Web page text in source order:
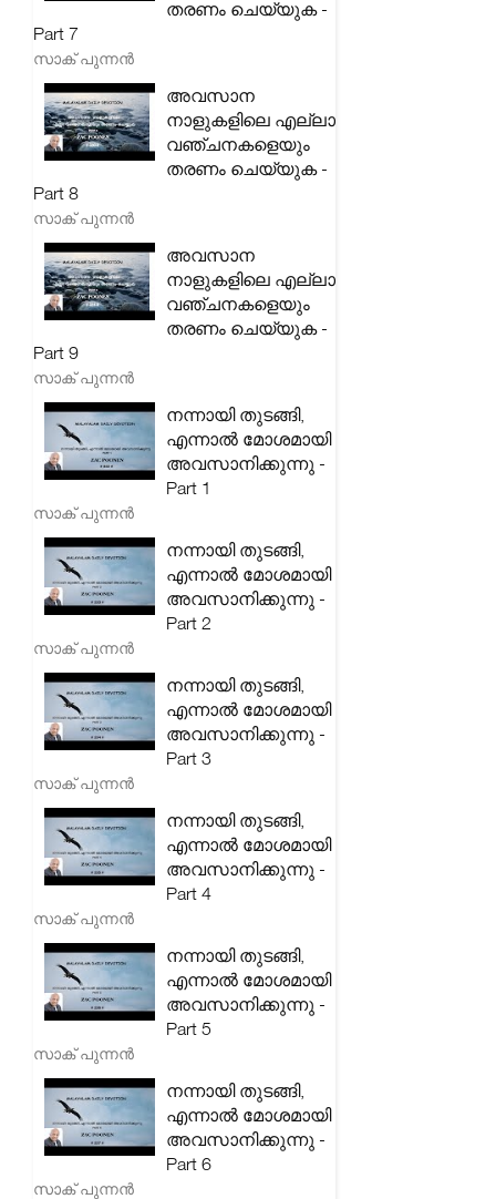
തരണം ചെയ്യുക -
Part 7
സാക് പുന്നൻ
അവസാന
നാളുകളിലെ എല്ലാ
വഞ്ചനകളെയും
തരണം ചെയ്യുക -
Part 8
സാക് പുന്നൻ
അവസാന
നാളുകളിലെ എല്ലാ
വഞ്ചനകളെയും
തരണം ചെയ്യുക -
Part 9
സാക് പുന്നൻ
നന്നായി തുടങ്ങി,
എന്നാൽ മോശമായി
അവസാനിക്കുന്നു -
Part 1
സാക് പുന്നൻ
നന്നായി തുടങ്ങി,
എന്നാൽ മോശമായി
അവസാനിക്കുന്നു -
Part 2
സാക് പുന്നൻ
നന്നായി തുടങ്ങി,
എന്നാൽ മോശമായി
അവസാനിക്കുന്നു -
Part 3
സാക് പുന്നൻ
നന്നായി തുടങ്ങി,
എന്നാൽ മോശമായി
അവസാനിക്കുന്നു -
Part 4
സാക് പുന്നൻ
നന്നായി തുടങ്ങി,
എന്നാൽ മോശമായി
അവസാനിക്കുന്നു -
Part 5
സാക് പുന്നൻ
നന്നായി തുടങ്ങി,
എന്നാൽ മോശമായി
അവസാനിക്കുന്നു -
Part 6
സാക് പുന്നൻ